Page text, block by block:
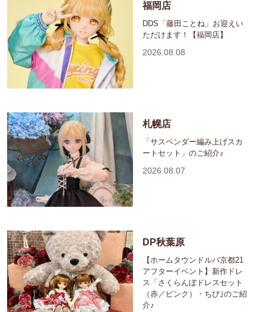
福岡店
DDS「藤田ことね」お迎えい
ただけます！【福岡店】
2026.08.08
札幌店
「サスペンダー編み上げスカ
ートセット」のご紹介♪
2026.08.07
DP秋葉原
【ホームタウンドルパ京都21
アフターイベント】新作ドレ
ス「さくらんぼドレスセット
（赤／ピンク）・ちび｣のご紹
介♪